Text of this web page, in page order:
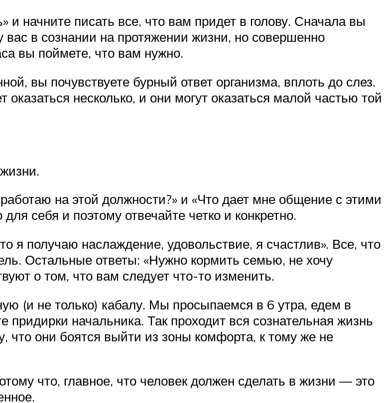
и начните писать все, что вам придет в голову. Сначала вы
в сознании на протяжении жизни, но совершенно
вы поймете, что вам нужно.
вы почувствуете бурный ответ организма, вплоть до слез.
несколько, и они могут оказаться малой частью той
на этой должности?» и «Что дает мне общение с этими
себя и поэтому отвечайте четко и конкретно.
я получаю наслаждение, удовольствие, я счастлив». Все, что
Остальные ответы: «Нужно кормить семью, не хочу
о том, что вам следует что-то изменить.
(и не только) кабалу. Мы просыпаемся в 6 утра, едем в
начальника. Так проходит вся сознательная жизнь
что они боятся выйти из зоны комфорта, к тому же не
что, главное, что человек должен сделать в жизни — это